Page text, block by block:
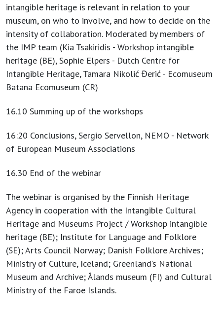
intangible heritage is relevant in relation to your
museum, on who to involve, and how to decide on the
intensity of collaboration. Moderated by members of
the IMP team (Kia Tsakiridis - Workshop intangible
heritage (BE), Sophie Elpers - Dutch Centre for
Intangible Heritage, Tamara Nikolić Đerić - Ecomuseum
Batana Ecomuseum (CR)
16.10 Summing up of the workshops
16:20 Conclusions, Sergio Servellon, NEMO - Network
of European Museum Associations
16.30 End of the webinar
The webinar is organised by the Finnish Heritage
Agency in cooperation with the Intangible Cultural
Heritage and Museums Project / Workshop intangible
heritage (BE); Institute for Language and Folklore
(SE); Arts Council Norway; Danish Folklore Archives;
Ministry of Culture, Iceland; Greenland’s National
Museum and Archive; Ålands museum (FI) and Cultural
Ministry of the Faroe Islands.